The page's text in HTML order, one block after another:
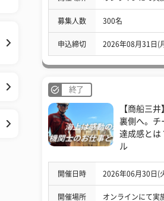
募集人数 300名
申込締切 2026年08月31日(
終了
【商船三
裏側へ。チ
達成感とは
ル
開催日時 2026年06月30日(
開催場所 オンラインにて実